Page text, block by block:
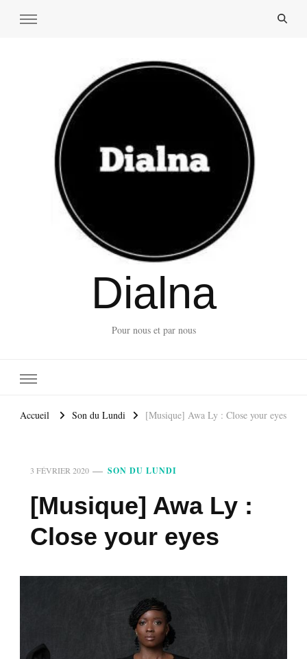
Dialna
Pour nous et par nous
Accueil Son du Lundi [Musique] Awa Ly : Close your eyes
3 FÉVRIER 2020 SON DU LUNDI
[Musique] Awa Ly :
Close your eyes